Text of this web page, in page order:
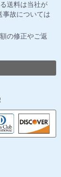
送料は当社が
事故については
の修正やご返